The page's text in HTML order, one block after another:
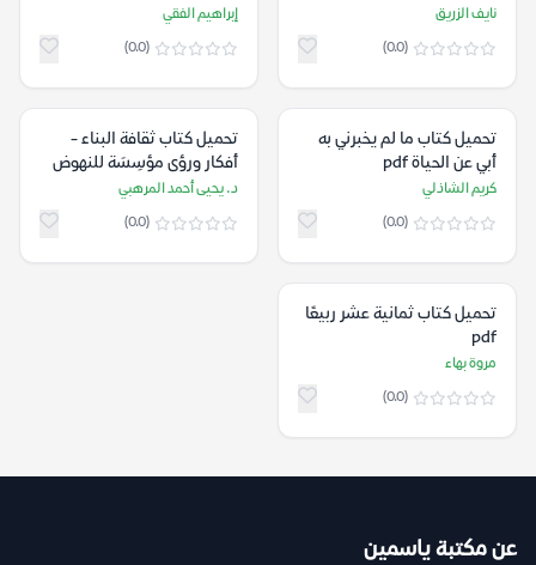
نايف الزريق
(0.0)
إبراهيم الفقي
(0.0)
تحميل كتاب ما لم يخبرني به
أبي عن الحياة pdf
كريم الشاذلي
(0.0)
تحميل كتاب ثقافة البناء -
أفكار ورؤى مؤسِسَة للنهوض
pdf
د. يحيى أحمد المرهبي
(0.0)
تحميل كتاب ثمانية عشر ربيعًا
pdf
مروة بهاء
(0.0)
عن مكتبة ياسمين